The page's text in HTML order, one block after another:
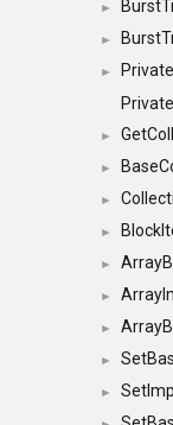
►
►
►
►
►
►
►
►
►
►
►
► SetImpl